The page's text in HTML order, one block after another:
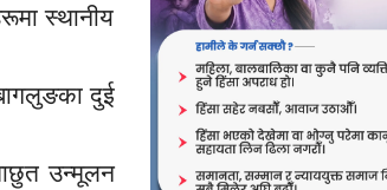
स्थानीय
दुई
उन्मूलन